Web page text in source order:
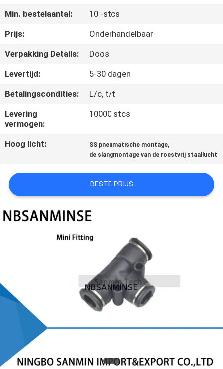
CONTACTEER
ONS
NIEUWS
VERZOEK
OM EEN
CITAAT
PRIVACYBELEID
Min. bestelaantal:
10 -stcs
Prijs:
Onderhandelbaar
Verpakking Details:
Doos
Levertijd:
5-30 dagen
Betalingscondities:
L/c, t/t
Levering
vermogen:
10000 stcs
Hoog licht: SS pneumatische montage,
de slangmontage van de roestvrij staallucht
BESTE PRIJS